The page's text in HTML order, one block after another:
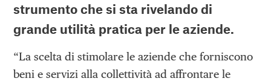
strumento che si sta rivelando di
grande utilità pratica per le aziende.
“La scelta di stimolare le aziende che forniscono
beni e servizi alla collettività ad affrontare le